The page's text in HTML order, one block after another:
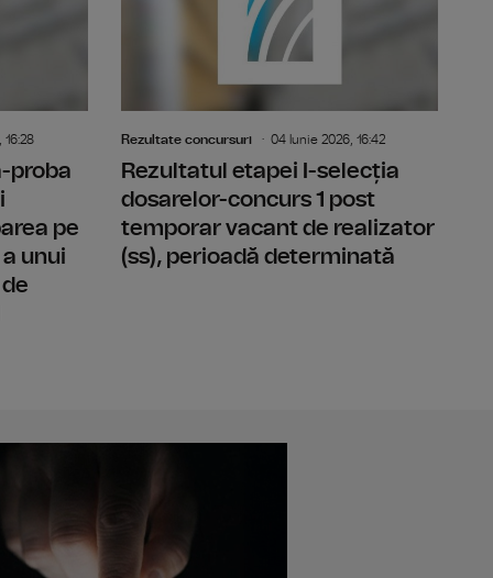
16:28
proba
pe
unui
Rezultate concursuri 04 Iunie 2026, 16:42
Rezultatul etapei I-selecția
dosarelor-concurs 1 post
temporar vacant de realizator
(ss), perioadă determinată